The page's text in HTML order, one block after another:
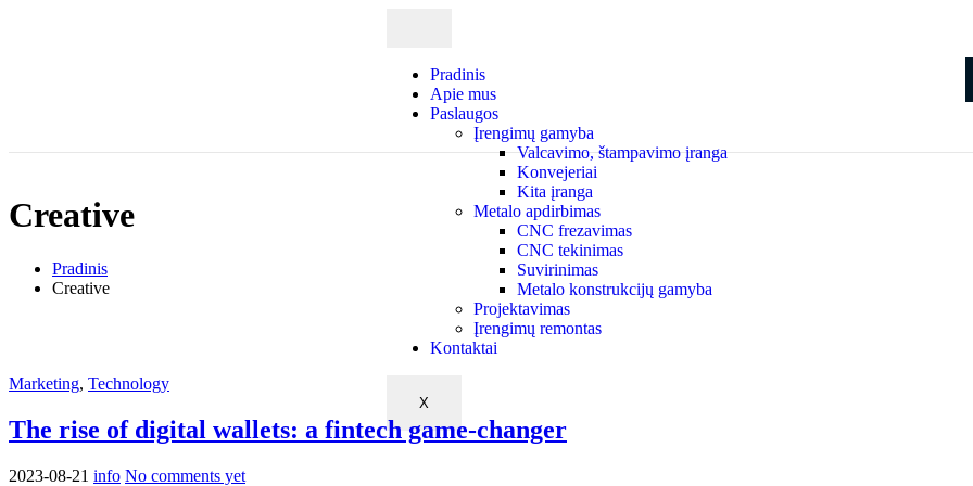
Pradinis
Apie mus
Paslaugos
Įrengimų gamyba
Valcavimo, štampavimo įranga
Konvejeriai
Kita įranga
Metalo apdirbimas
CNC frezavimas
CNC tekinimas
Suvirinimas
Metalo konstrukcijų gamyba
Projektavimas
Įrengimų remontas
Kontaktai
X
Creative
Pradinis
Creative
Marketing, Technology
The rise of digital wallets: a fintech game-changer
2023-08-21 info No comments yet